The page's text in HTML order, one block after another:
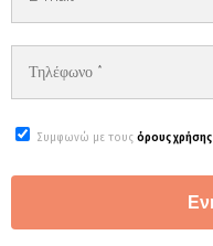
Συμφωνώ με τους όρους χρήσης